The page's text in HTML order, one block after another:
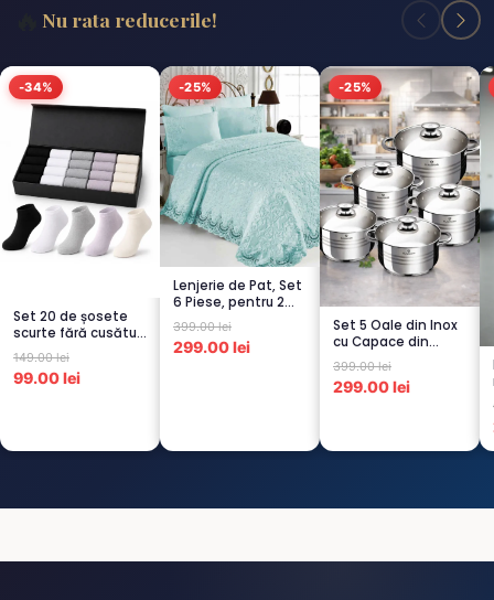
Nu rata reducerile!
-34%
Set 20 de șosete
scurte fără cusături
pentru femei – 5...
149.00 lei
99.00 lei
-25%
Lenjerie de Pat, Set
6 Piese, pentru 2
persoana,
TURCOA...
399.00 lei
299.00 lei
-25%
Set 5 Oale din Inox
cu Capace din
Sticlă
Termorezistent...
399.00 lei
299.00 lei